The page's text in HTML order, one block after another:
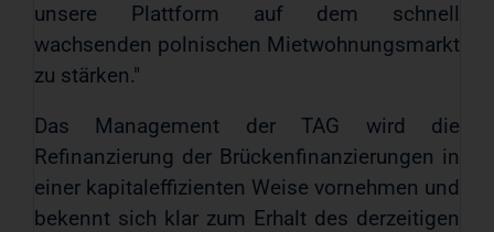
unsere Plattform auf dem schnell
wachsenden polnischen Mietwohnungsmarkt
zu stärken."
Das Management der TAG wird die
Refinanzierung der Brückenfinanzierungen in
einer kapitaleffizienten Weise vornehmen und
bekennt sich klar zum Erhalt des derzeitigen